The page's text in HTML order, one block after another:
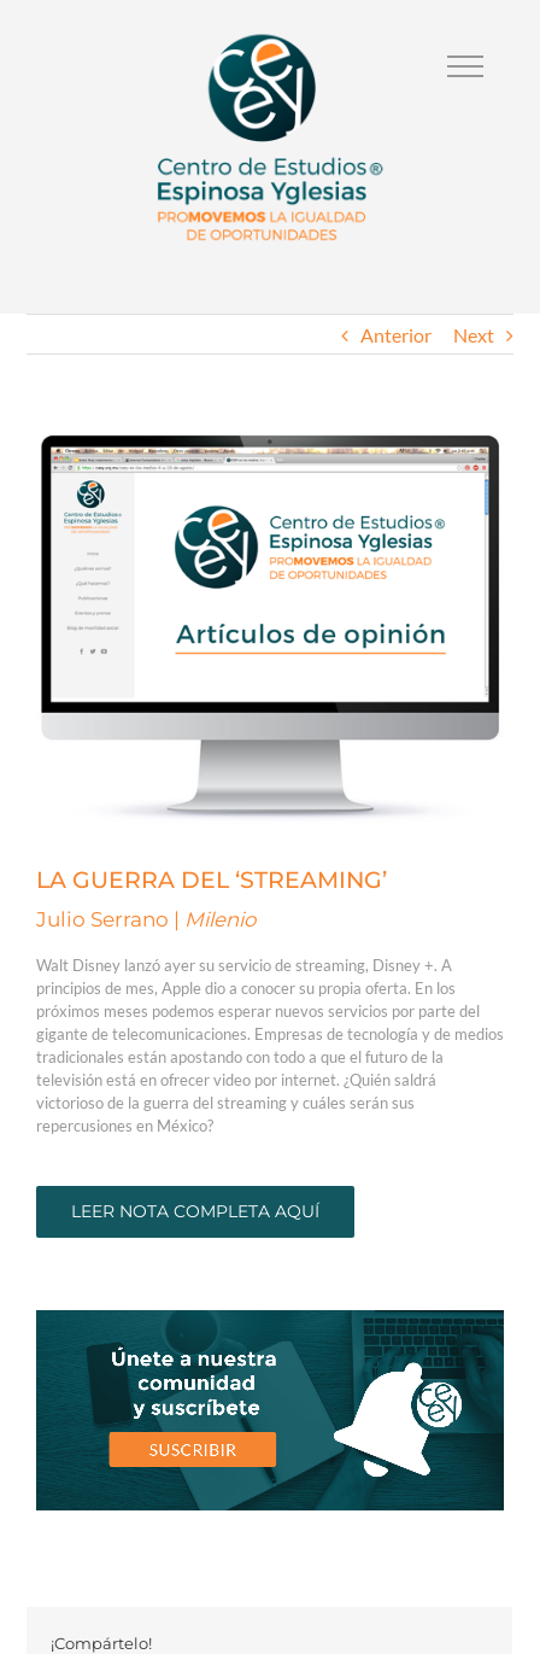
Anterior Next
LA GUERRA DEL ‘STREAMING’
Julio Serrano | Milenio
Walt Disney lanzó ayer su servicio de streaming, Disney +. A
principios de mes, Apple dio a conocer su propia oferta. En los
próximos meses podemos esperar nuevos servicios por parte del
gigante de telecomunicaciones. Empresas de tecnología y de medios
tradicionales están apostando con todo a que el futuro de la
televisión está en ofrecer video por internet. ¿Quién saldrá
victorioso de la guerra del streaming y cuáles serán sus
repercusiones en México?
LEER NOTA COMPLETA AQUÍ
¡Compártelo!